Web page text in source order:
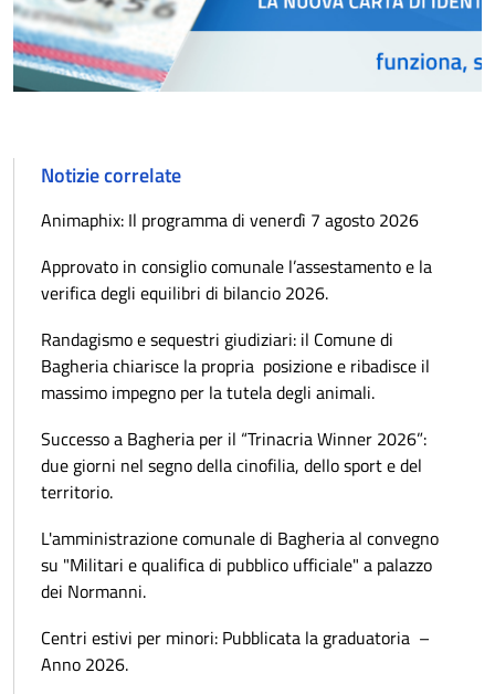
Notizie correlate
Animaphix: Il programma di venerdì 7 agosto 2026
Approvato in consiglio comunale l’assestamento e la
verifica degli equilibri di bilancio 2026.
Randagismo e sequestri giudiziari: il Comune di
Bagheria chiarisce la propria posizione e ribadisce il
massimo impegno per la tutela degli animali.
Successo a Bagheria per il “Trinacria Winner 2026”:
due giorni nel segno della cinofilia, dello sport e del
territorio.
L'amministrazione comunale di Bagheria al convegno
su "Militari e qualifica di pubblico ufficiale" a palazzo
dei Normanni.
Centri estivi per minori: Pubblicata la graduatoria –
Anno 2026.